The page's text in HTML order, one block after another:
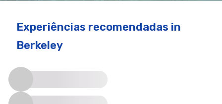
Experiências recomendadas in
Berkeley